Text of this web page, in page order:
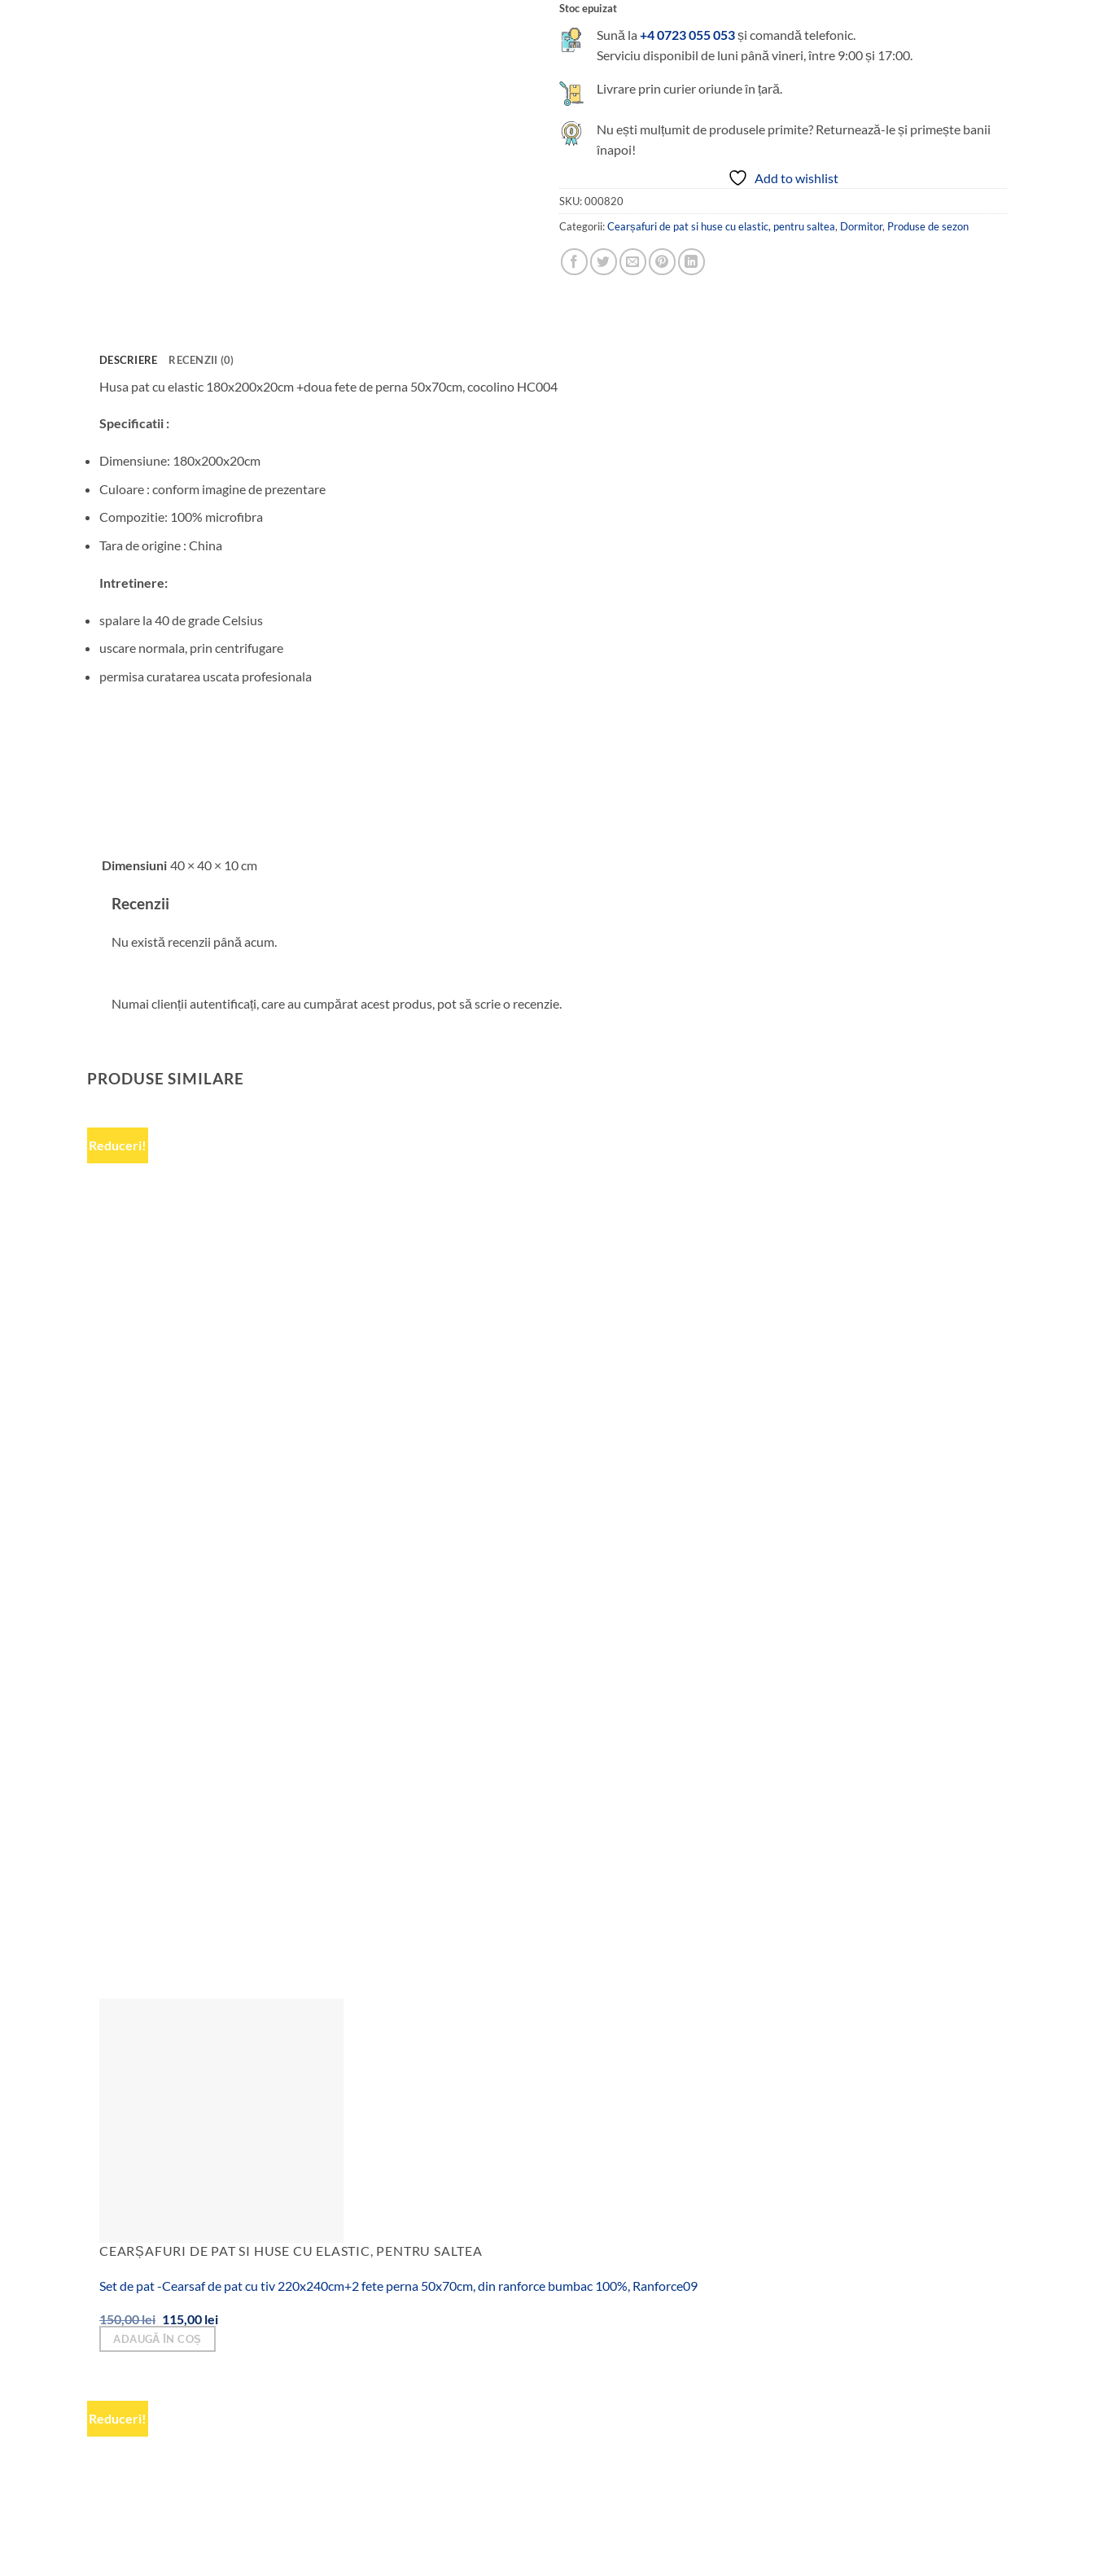
Stoc epuizat
Sună la +4 0723 055 053și comandă telefonic.
Serviciu disponibil de luni până vineri, între 9:00 și 17:00.
Livrare prin curier oriunde în țară.
Nu ești mulțumit de produsele primite? Returnează-le și primește banii
înapoi!
Add to wishlist
SKU:000820
Categorii:Cearșafuri de pat si huse cu elastic, pentru saltea, Dormitor, Produse de sezon
DESCRIERE RECENZII (0)
Husa pat cu elastic 180x200x20cm +doua fete de perna 50x70cm, cocolino HC004
Specificatii :
Dimensiune: 180x200x20cm
Culoare : conform imagine de prezentare
Compozitie: 100% microfibra
Tara de origine : China
Intretinere:
spalare la 40 de grade Celsius
uscare normala, prin centrifugare
permisa curatarea uscata profesionala
Dimensiuni 40 × 40 × 10 cm
Recenzii
Nu există recenzii până acum.
Numai clienții autentificați, care au cumpărat acest produs, pot să scrie o recenzie.
PRODUSE SIMILARE
Reduceri!
CEARȘAFURI DE PAT SI HUSE CU ELASTIC, PENTRU SALTEA
Set de pat -Cearsaf de pat cu tiv 220x240cm+2 fete perna 50x70cm, din ranforce bumbac 100%, Ranforce09
150,00lei Prețul
inițial
a
fost:
115,00 leiPrețul
ADAUGĂ ÎN COȘ
Reduceri!